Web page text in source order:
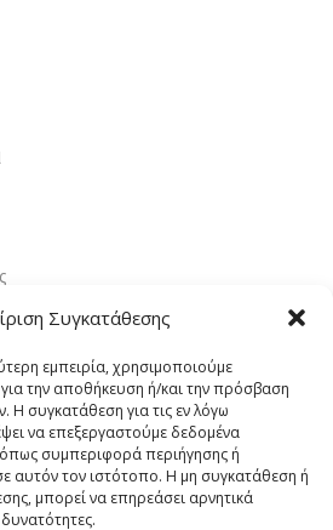
Συγκατάθεσης
εμπειρία, χρησιμοποιούμε
την αποθήκευση ή/και την πρόσβαση
συγκατάθεση για τις εν λόγω
να επεξεργαστούμε δεδομένα
συμπεριφορά περιήγησης ή
αυτόν τον ιστότοπο. Η μη συγκατάθεση ή
μπορεί να επηρεάσει αρνητικά
δυνατότητες.